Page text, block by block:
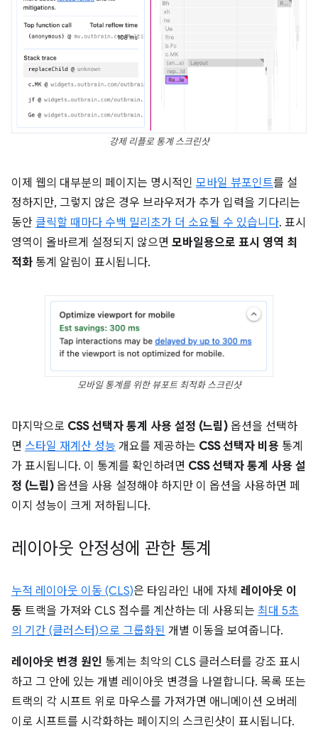
강제 리플로 통계 스크린샷
이제 웹의 대부분의 페이지는 명시적인 모바일 뷰포인트를 설
정하지만, 그렇지 않은 경우 브라우저가 추가 입력을 기다리는
동안 클릭할 때마다 수백 밀리초가 더 소요될 수 있습니다. 표시
영역이 올바르게 설정되지 않으면 모바일용으로 표시 영역 최
적화 통계 알림이 표시됩니다.
모바일 통계를 위한 뷰포트 최적화 스크린샷
마지막으로 CSS 선택자 통계 사용 설정 (느림) 옵션을 선택하
면 스타일 재계산 성능 개요를 제공하는 CSS 선택자 비용 통계
가 표시됩니다. 이 통계를 확인하려면 CSS 선택자 통계 사용 설
정 (느림) 옵션을 사용 설정해야 하지만 이 옵션을 사용하면 페
이지 성능이 크게 저하됩니다.
레이아웃 안정성에 관한 통계
누적 레이아웃 이동 (CLS)은 타임라인 내에 자체 레이아웃 이
동 트랙을 가져와 CLS 점수를 계산하는 데 사용되는 최대 5초
의 기간 (클러스터)으로 그룹화된 개별 이동을 보여줍니다.
레이아웃 변경 원인 통계는 최악의 CLS 클러스터를 강조 표시
하고 그 안에 있는 개별 레이아웃 변경을 나열합니다. 목록 또는
트랙의 각 시프트 위로 마우스를 가져가면 애니메이션 오버레
이로 시프트를 시각화하는 페이지의 스크린샷이 표시됩니다.